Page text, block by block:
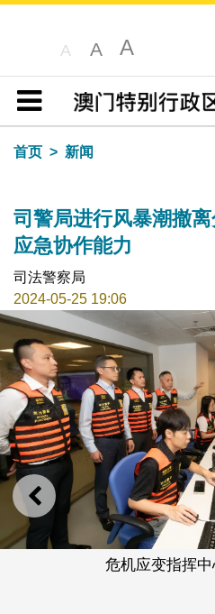
A A A
目录
首页
新闻
司警局进行风暴潮撤
应急协作能力
司法警察局
2024-05-25 19:06
上一则
危机应变指挥